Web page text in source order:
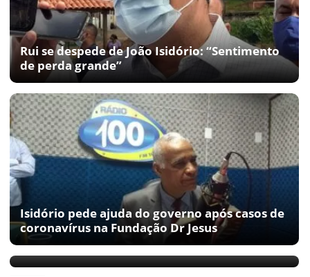
Rui se despede de João Isidório: “Sentimento
de perda grande”
Isidório pede ajuda do governo após casos de
coronavírus na Fundação Dr Jesus
A vinda do ministro de Bolsonaro à Fundação
de Isidório